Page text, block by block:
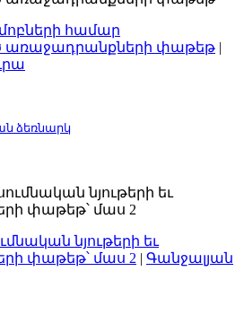
համար
փաթեթ |
ձեռնարկ
նյութերի եւ
փաթեթ՝ մաս 2 | Գանջալյան